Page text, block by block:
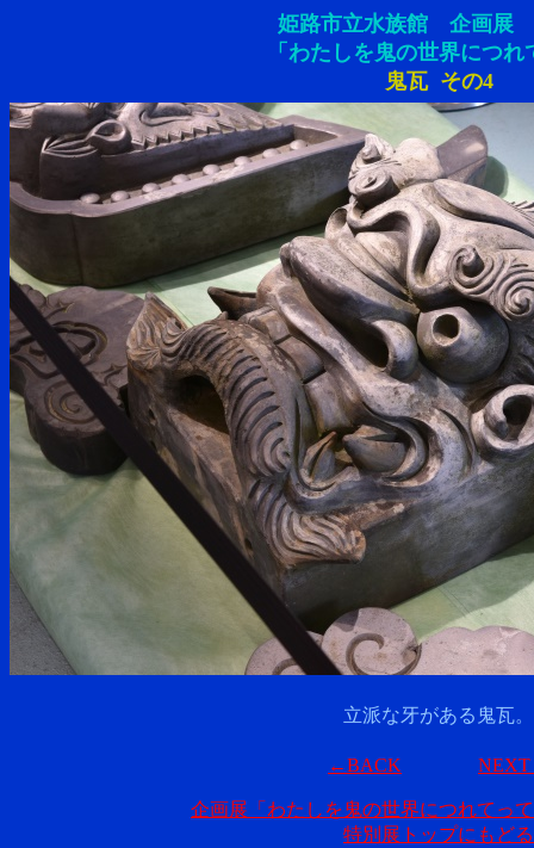
姫路市立水族館 企画展
「わたしを鬼の世界につれ
鬼瓦 その4
立派な牙がある鬼瓦。
←BACK
企画展「わたしを鬼の世界につれてっ
特別展トップにもどる